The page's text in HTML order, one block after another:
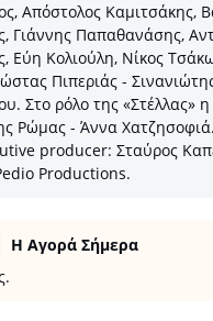
Απόστολος Καμιτσάκης,
Γιάννης Παπαθανάσης,
Εύη Κολιούλη, Νίκος
Πιπεριάς -
Στο ρόλο της «Στέλλας»
Ρώμας - Άννα
producer: Σταύρος
Productions.
Η Αγορά Σήμερα